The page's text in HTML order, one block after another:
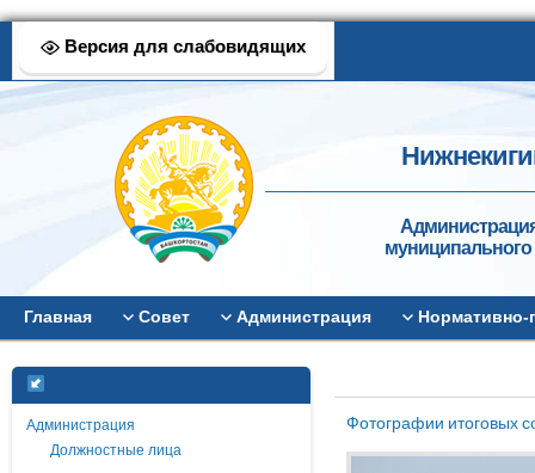
Версия для слабовидящих
муниципального
Главная Совет Администрация
Администрация
Должностные лица
Фотографии итоговых